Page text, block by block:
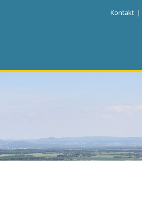
Kontakt |